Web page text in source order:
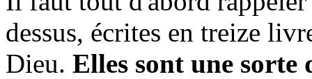
dessus, écrites en treize
Dieu. Elles sont une